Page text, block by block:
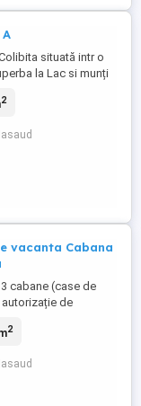
situată intr o
la Lac si munți
si 2 bai la etaj iar
, sauna .
amenajate !
2
vacanta Cabana
cabane (case de
de
la cheie care
deosebită si un
2200 mp.
2